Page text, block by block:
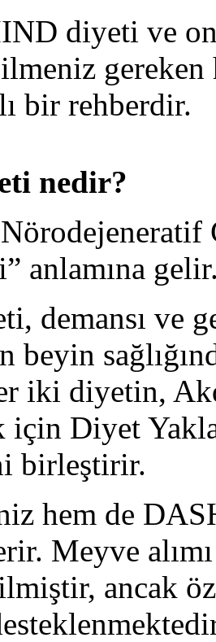
diyeti ve
bir rehberdir.
nedir?
anlamına
demansı ve
beyin
iki diyetin,
için Diyet
birleştirir.
hem de
Meyve
ancak